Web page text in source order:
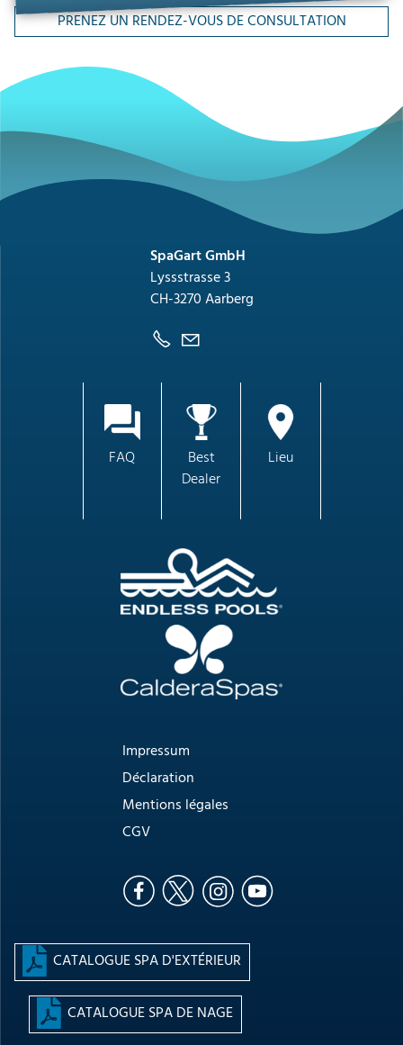
PRENEZ UN RENDEZ-VOUS DE CONSULTATION
SpaGart GmbH
Lyssstrasse 3
CH-3270 Aarberg
FAQ
Best
Dealer
Lieu
Impressum
Déclaration
Mentions légales
CGV
CATALOGUE SPA D'EXTÉRIEUR
CATALOGUE SPA DE NAGE